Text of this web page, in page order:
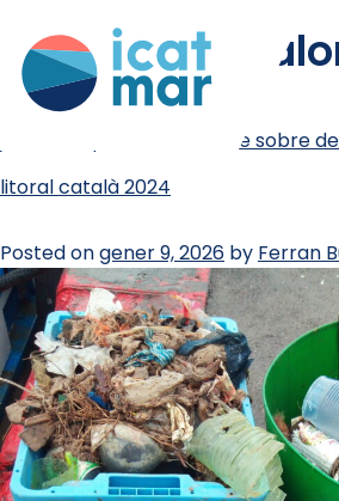
etiqueta:
ja està disponible l’informe sobre
litoral català 2024
Posted ongener 9, 2026 by Ferran